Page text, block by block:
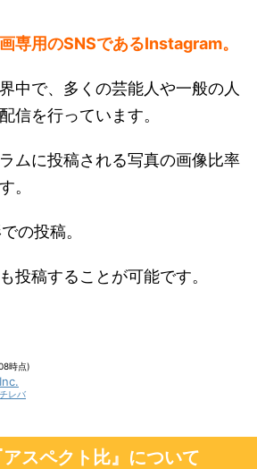
専用のSNSであるInstagram。
中で、多くの芸能人や一般の人
信を行っています。
ムに投稿される写真の画像比率
。
の投稿。
投稿することが可能です。
時点)
レバ
スペクト比』について